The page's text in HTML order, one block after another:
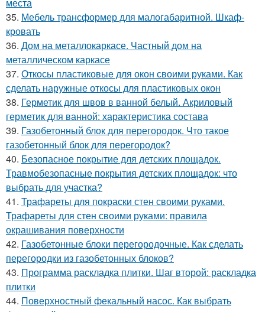
35. Мебель трансформер для малогабаритной. Шкаф-
кровать
36. Дом на металлокаркасе. Частный дом на
металлическом каркасе
37. Откосы пластиковые для окон своими руками. Как
сделать наружные откосы для пластиковых окон
38. Герметик для швов в ванной белый. Акриловый
герметик для ванной: характеристика состава
39. Газобетонный блок для перегородок. Что такое
газобетонный блок для перегородок?
40. Безопасное покрытие для детских площадок.
Травмобезопасные покрытия детских площадок: что
выбрать для участка?
41. Трафареты для покраски стен своими руками.
Трафареты для стен своими руками: правила
окрашивания поверхности
42. Газобетонные блоки перегородочные. Как сделать
перегородки из газобетонных блоков?
43. Программа раскладка плитки. Шаг второй: раскладка
плитки
44. Поверхностный фекальный насос. Как выбрать